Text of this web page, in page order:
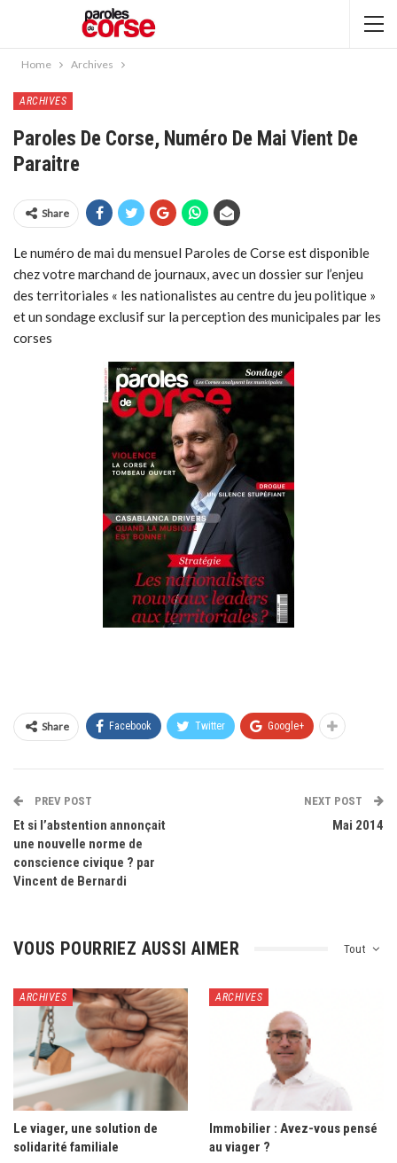
Home Archives
ARCHIVES
Paroles De Corse, Numéro De Mai Vient De
Paraitre
Share
Le numéro de mai du mensuel Paroles de Corse est disponible
chez votre marchand de journaux, avec un dossier sur l’enjeu
des territoriales « les nationalistes au centre du jeu politique »
et un sondage exclusif sur la perception des municipales par les
corses
Share Facebook Twitter Google+
PREV POST
Et si l’abstention annonçait
une nouvelle norme de
conscience civique ? par
Vincent de Bernardi
NEXT POST
Mai 2014
Tout
VOUS POURRIEZ AUSSI AIMER
ARCHIVES
Le viager, une solution de
solidarité familiale
ARCHIVES
Immobilier : Avez-vous pensé
au viager ?